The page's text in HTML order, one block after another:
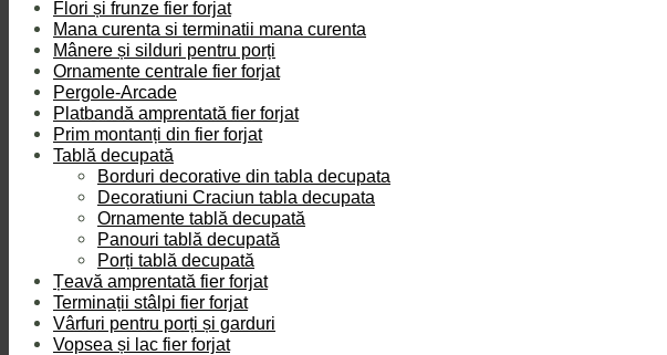
Flori și frunze fier forjat
Mana curenta si terminatii mana curenta
Mânere și silduri pentru porți
Ornamente centrale fier forjat
Pergole-Arcade
Platbandă amprentată fier forjat
Prim montanți din fier forjat
Tablă decupată
Borduri decorative din tabla decupata
Decoratiuni Craciun tabla decupata
Ornamente tablă decupată
Panouri tablă decupată
Porți tablă decupată
Țeavă amprentată fier forjat
Terminații stâlpi fier forjat
Vârfuri pentru porți și garduri
Vopsea și lac fier forjat